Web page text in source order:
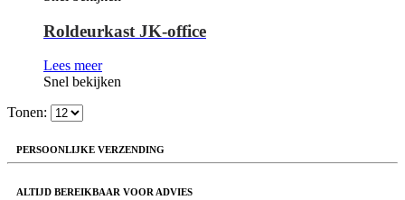
Roldeurkast JK-office
Lees meer
Snel bekijken
Tonen:
PERSOONLIJKE VERZENDING
ALTIJD BEREIKBAAR VOOR ADVIES